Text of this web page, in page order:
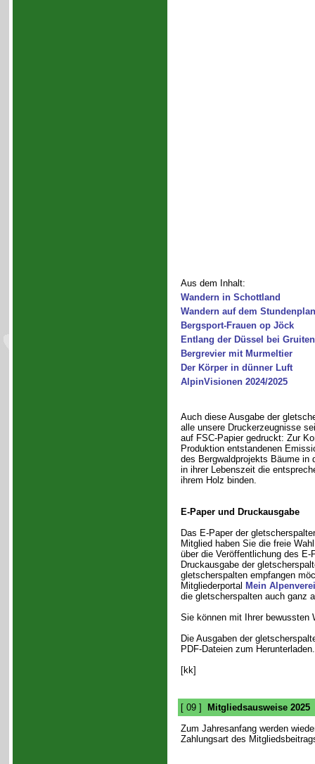
Aus dem Inhalt:
Wandern in Schottland
Wandern auf dem Stundenplan
Bergsport-Frauen op Jöck
Entlang der Düssel bei Gruiten
Bergrevier mit Murmeltier
Der Körper in dünner Luft
AlpinVisionen 2024/2025
Auch diese Ausgabe der
alle unsere Druckerzeugnisse
auf FSC-Papier gedruckt: Zur
Produktion entstandenen
des Bergwaldprojekts Bäume in
in ihrer Lebenszeit die
ihrem Holz binden.
E-Paper und Druckausgabe
Das E-Paper der
Mitglied haben Sie die freie
über die Veröffentlichung des E-
Druckausgabe der
gletscherspalten empfangen
Mitgliederportal Mein
die gletscherspalten auch ganz
Sie können mit Ihrer bewussten
Die Ausgaben der
PDF-Dateien zum Herunterladen.
[kk]
[ 09 ]
Mitgliedsausweise 2025
Zum Jahresanfang werden
Zahlungsart des